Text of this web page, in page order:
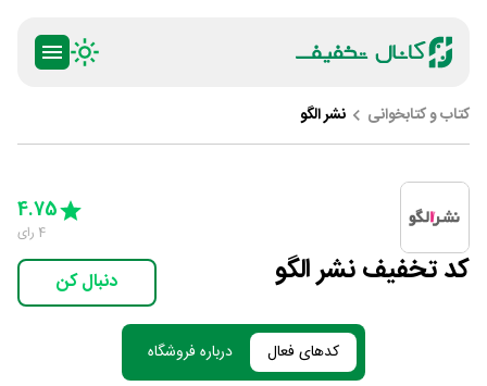
کتاب و کتابخوانی نشر الگو
کد تخفیف نشر الگو
3 Stars
4 Stars
5 Stars
4.75
4 رای
دنبال کن
کدهای فعال درباره فروشگاه